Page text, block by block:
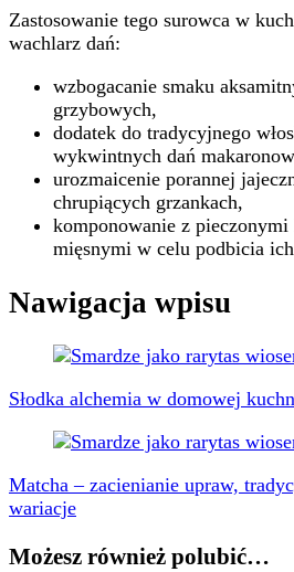
Zastosowanie tego surowca w
wachlarz dań:
wzbogacanie smaku
grzybowych,
dodatek do tradycyjnego
wykwintnych dań
urozmaicenie porannej
chrupiących grzankach,
komponowanie z
mięsnymi w celu podbicia
Nawigacja wpisu
Słodka alchemia w domowej
Matcha – zacienianie upraw,
wariacje
Możesz również polubić…